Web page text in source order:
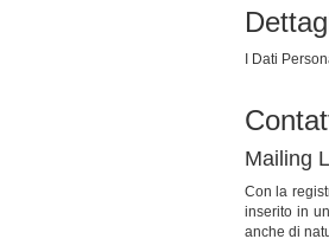
I Dati
Mailing
Con la
inserito in
anche di